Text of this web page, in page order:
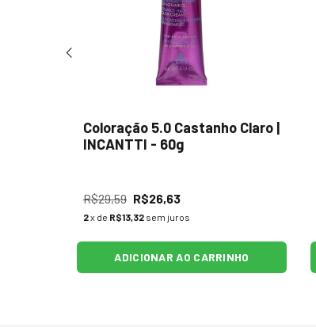
Coloração 5.0 Castanho Claro |
INCANTTI - 60g
R$29,59 R$26,63
2x de R$13,32 sem juros
ADICIONAR AO CARRINHO